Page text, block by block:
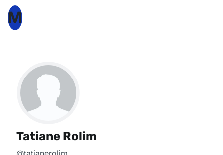
M
Tatiane Rolim
@tatianerolim